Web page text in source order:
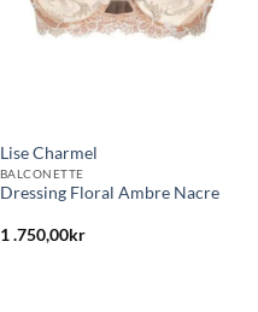
Lise Charmel
BALCONETTE
Dressing Floral Ambre Nacre
1 .750,00kr